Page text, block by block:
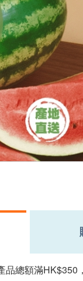
品總額滿HK$350